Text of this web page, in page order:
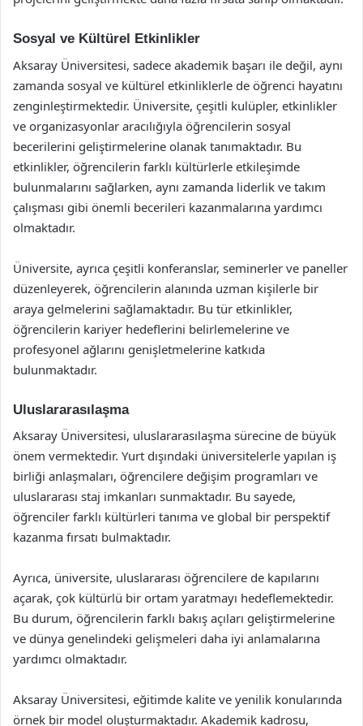
Sosyal ve Kültürel Etkinlikler
Aksaray Üniversitesi, sadece akademik başarı ile değil, aynı
zamanda sosyal ve kültürel etkinliklerle de öğrenci hayatını
zenginleştirmektedir. Üniversite, çeşitli kulüpler, etkinlikler
ve organizasyonlar aracılığıyla öğrencilerin sosyal
becerilerini geliştirmelerine olanak tanımaktadır. Bu
etkinlikler, öğrencilerin farklı kültürlerle etkileşimde
bulunmalarını sağlarken, aynı zamanda liderlik ve takım
çalışması gibi önemli becerileri kazanmalarına yardımcı
olmaktadır.
Üniversite, ayrıca çeşitli konferanslar, seminerler ve paneller
düzenleyerek, öğrencilerin alanında uzman kişilerle bir
araya gelmelerini sağlamaktadır. Bu tür etkinlikler,
öğrencilerin kariyer hedeflerini belirlemelerine ve
profesyonel ağlarını genişletmelerine katkıda
bulunmaktadır.
Uluslararasılaşma
Aksaray Üniversitesi, uluslararasılaşma sürecine de büyük
önem vermektedir. Yurt dışındaki üniversitelerle yapılan iş
birliği anlaşmaları, öğrencilere değişim programları ve
uluslararası staj imkanları sunmaktadır. Bu sayede,
öğrenciler farklı kültürleri tanıma ve global bir perspektif
kazanma fırsatı bulmaktadır.
Ayrıca, üniversite, uluslararası öğrencilere de kapılarını
açarak, çok kültürlü bir ortam yaratmayı hedeflemektedir.
Bu durum, öğrencilerin farklı bakış açıları geliştirmelerine
ve dünya genelindeki gelişmeleri daha iyi anlamalarına
yardımcı olmaktadır.
Aksaray Üniversitesi, eğitimde kalite ve yenilik konularında
örnek bir model oluşturmaktadır. Akademik kadrosu,